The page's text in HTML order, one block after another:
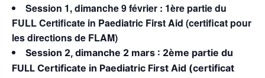
Session 1, dimanche 9 février : 1ère partie du
FULL Certificate in Paediatric First Aid (certificat pour
les directions de FLAM)
Session 2, dimanche 2 mars : 2ème partie du
FULL Certificate in Paediatric First Aid (certificat